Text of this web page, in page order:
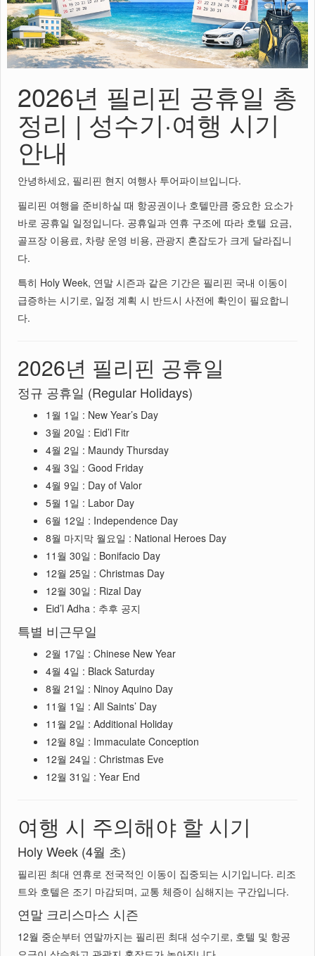
2026년 필리핀 공휴일 총
정리 | 성수기·여행 시기
안내
안녕하세요, 필리핀 현지 여행사 투어파이브입니다.
필리핀 여행을 준비하실 때 항공권이나 호텔만큼 중요한 요소가
바로 공휴일 일정입니다. 공휴일과 연휴 구조에 따라 호텔 요금,
골프장 이용료, 차량 운영 비용, 관광지 혼잡도가 크게 달라집니
다.
특히 Holy Week, 연말 시즌과 같은 기간은 필리핀 국내 이동이
급증하는 시기로, 일정 계획 시 반드시 사전에 확인이 필요합니
다.
2026년 필리핀 공휴일
정규 공휴일 (Regular Holidays)
1월 1일 : New Year’s Day
3월 20일 : Eid’l Fitr
4월 2일 : Maundy Thursday
4월 3일 : Good Friday
4월 9일 : Day of Valor
5월 1일 : Labor Day
6월 12일 : Independence Day
8월 마지막 월요일 : National Heroes Day
11월 30일 : Bonifacio Day
12월 25일 : Christmas Day
12월 30일 : Rizal Day
Eid’l Adha : 추후 공지
특별 비근무일
2월 17일 : Chinese New Year
4월 4일 : Black Saturday
8월 21일 : Ninoy Aquino Day
11월 1일 : All Saints’ Day
11월 2일 : Additional Holiday
12월 8일 : Immaculate Conception
12월 24일 : Christmas Eve
12월 31일 : Year End
여행 시 주의해야 할 시기
Holy Week (4월 초)
필리핀 최대 연휴로 전국적인 이동이 집중되는 시기입니다. 리조
트와 호텔은 조기 마감되며, 교통 체증이 심해지는 구간입니다.
연말 크리스마스 시즌
12월 중순부터 연말까지는 필리핀 최대 성수기로, 호텔 및 항공